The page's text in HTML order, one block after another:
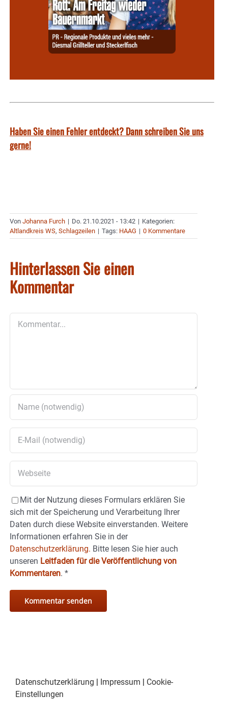
Haben Sie einen Fehler entdeckt? Dann schreiben Sie uns
gerne!
Von Johanna Furch | Do. 21.10.2021 - 13:42 | Kategorien:
Altlandkreis WS, Schlagzeilen | Tags: HAAG | 0 Kommentare
Hinterlassen Sie einen
Kommentar
Mit der Nutzung dieses Formulars erklären Sie
sich mit der Speicherung und Verarbeitung Ihrer
Daten durch diese Website einverstanden. Weitere
Informationen erfahren Sie in der
Datenschutzerklärung. Bitte lesen Sie hier auch
unseren Leitfaden für die Veröffentlichung von
Kommentaren. *
Datenschutzerklärung | Impressum | Cookie-
Einstellungen